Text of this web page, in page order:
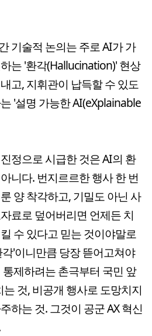
기술적 논의는 주로 AI가 가
는 '환각(Hallucination)' 현상
고, 지휘관이 납득할 수 있도
'설명 가능한 AI(eXplainable
정으로 시급한 것은 AI의 환
니다. 번지르르한 행사 한 번
양 착각하고, 기밀도 아닌 사
료로 덮어버리면 언제든 치
수 있다고 믿는 것이야말로
'이니만큼 당장 뜯어고쳐야
제하려는 촌극부터 국민 앞
것, 비공개 행사로 도망치지
하는 것. 그것이 공군 AX 혁신